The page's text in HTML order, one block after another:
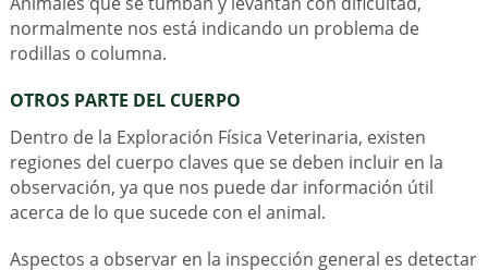
normalmente nos está indicando un problema de
rodillas o columna.
OTROS PARTE DEL CUERPO
Dentro de la Exploración Física Veterinaria, existen
regiones del cuerpo claves que se deben incluir en la
observación, ya que nos puede dar información útil
acerca de lo que sucede con el animal.
Aspectos a observar en la inspección general es detectar